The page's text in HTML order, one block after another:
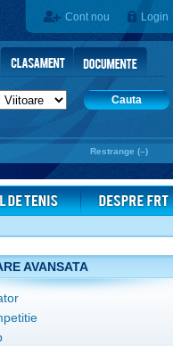
Cont nou Login
Cauta
Restrange (–)
AVANSATA